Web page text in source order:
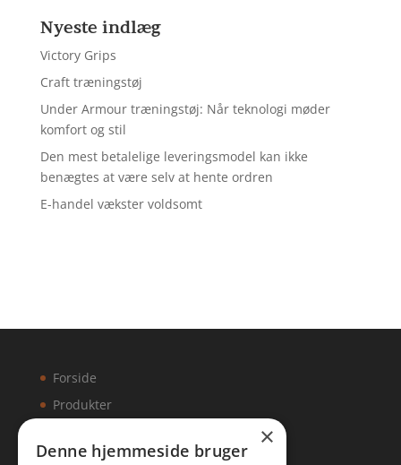
Nyeste indlæg
Victory Grips
Craft træningstøj
Under Armour træningstøj: Når teknologi møder
komfort og stil
Den mest betalelige leveringsmodel kan ikke
benægtes at være selv at hente ordren
E-handel vækster voldsomt
Forside
Produkter
×
Denne hjemmeside bruger